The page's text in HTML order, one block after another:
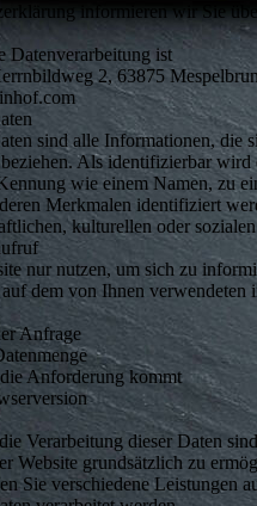
informieren wir Sie
Datenverarbeitung ist
2, 63875
sind alle Informationen,
Als identifizierbar wird
wie einem Namen, zu
Merkmalen identifiziert
kulturellen oder
nur nutzen, um sich zu
dem von Ihnen
Anfrage
Anforderung kommt
Verarbeitung dieser Daten
Website grundsätzlich zu
Sie verschiedene Leistungen